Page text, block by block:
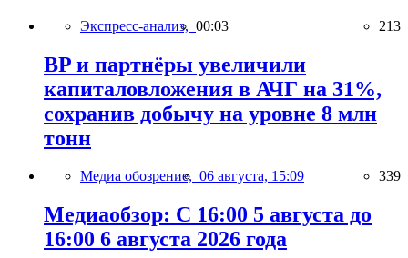
Экспресс-анализ, 00:03 213
BP и партнёры увеличили
капиталовложения в АЧГ на 31%,
сохранив добычу на уровне 8 млн
тонн
Медиа обозрение, 06 августа, 15:09 339
Медиаобзор: С 16:00 5 августа до
16:00 6 августа 2026 года